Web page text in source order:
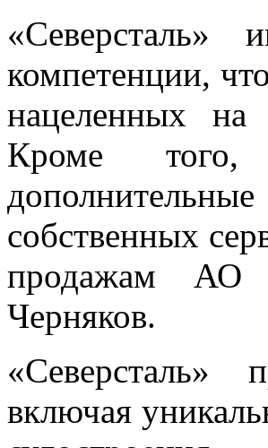
«Северсталь»
компетенции,
нацеленных на
Кроме того,
собственных
продажам АО
Черняков.
«Северсталь»
включая